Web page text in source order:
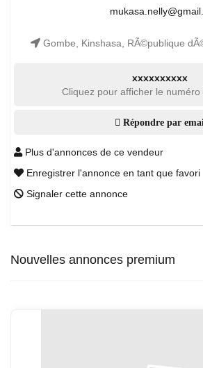
Gombe, Kinshasa, RÃ©publique
xxxxxxxxxx
Cliquez pour afficher le numéro
Répondre par
Plus d'annonces de ce vendeur
Enregistrer l'annonce en tant que favori
Signaler cette annonce
Nouvelles annonces premium